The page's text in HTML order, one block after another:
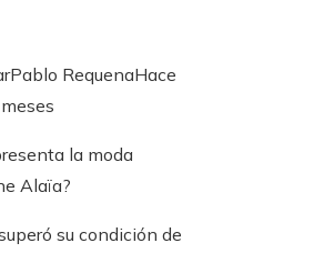
Pablo RequenaHace
su condición de